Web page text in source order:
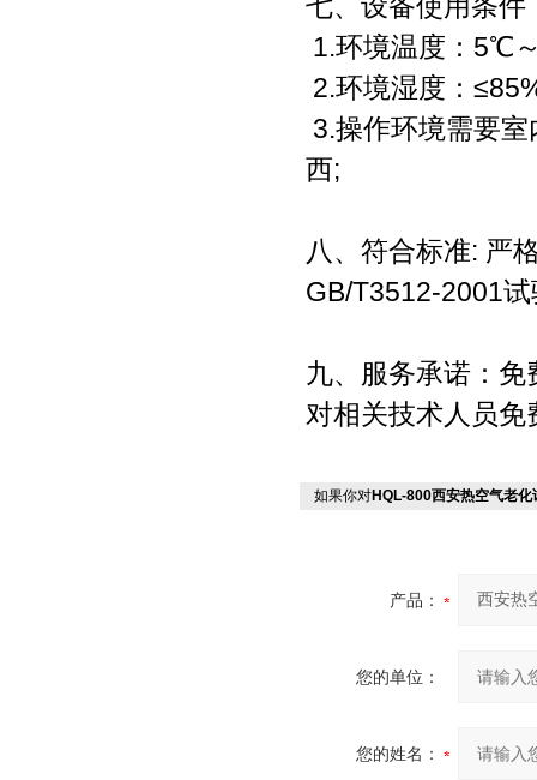
七、设备使用条件
1.环境温度：5℃
2.环境湿度：
3.操作环境需要
西;
八、符合标准: 严
GB/T3512-2001
九、服务承诺：
对相关技术人员免
如果你对HQL-800西安热空气老化
产品：
您的单位：
您的姓名：